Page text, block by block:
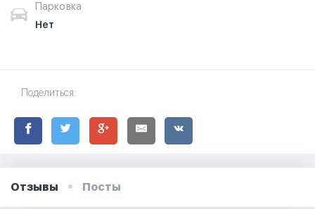
Парковка
Нет
Поделиться:
Отзывы Посты